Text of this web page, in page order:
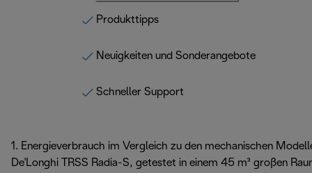
Produkttipps
Neuigkeiten und Sonderangebote
Schneller Support
1. Energieverbrauch im Vergleich zu den mechanischen
De'Longhi TRSS Radia-S, getestet in einem 45 m³ großen